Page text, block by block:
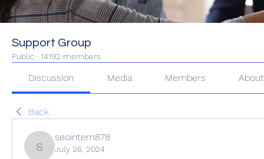
Support Group
Public · 14192 members
Discussion Media Members About
Back
seointern878
seointern878
July 26, 2024